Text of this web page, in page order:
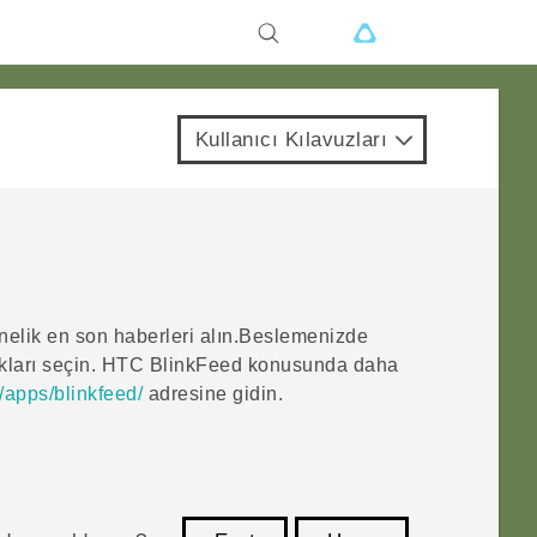
Kullanıcı Kılavuzları
en son haberleri alın.Beslemenizde
seçin. HTC BlinkFeed konusunda daha
apps/blinkfeed/adresine gidin.